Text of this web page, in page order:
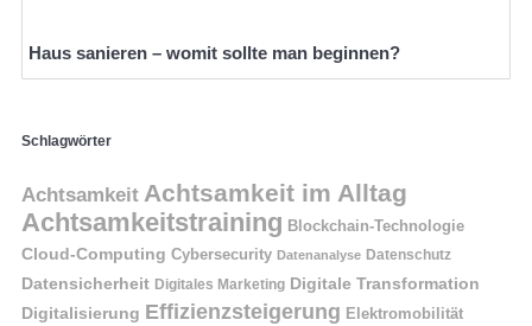
Haus sanieren – womit sollte man beginnen?
Schlagwörter
Achtsamkeit Achtsamkeit im Alltag
Achtsamkeitstraining Blockchain-Technologie
Cloud-Computing Cybersecurity Datenanalyse Datenschutz
Datensicherheit Digitales Marketing Digitale Transformation
Digitalisierung Effizienzsteigerung Elektromobilität